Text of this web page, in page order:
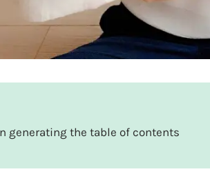
generating the table of contents